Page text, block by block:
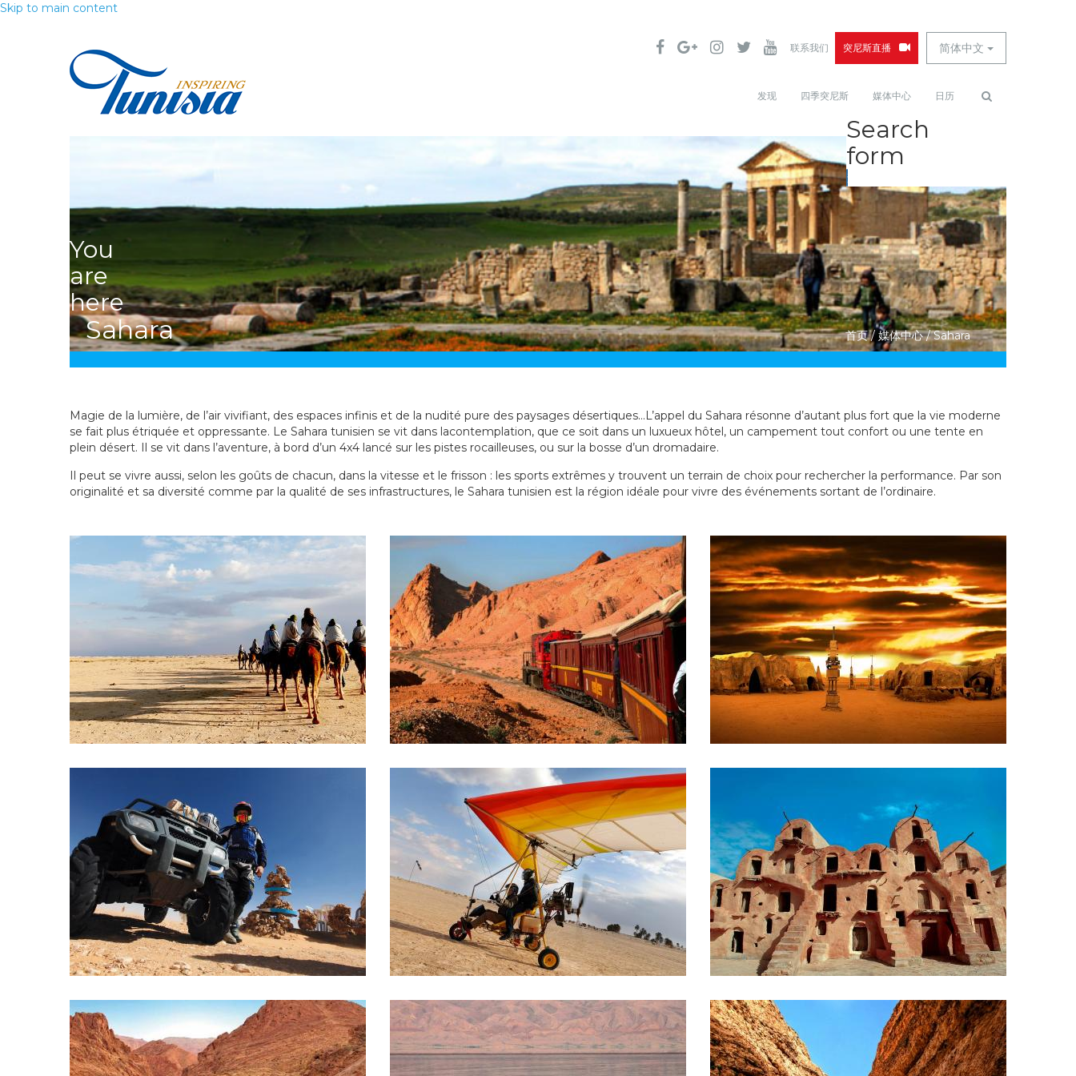
Skip to main content
简体中文
联系我们 突尼斯直播
发现 四季突尼斯 媒体中心 日历
Search
form
查找
You
are
here
首页 / 媒体中心 / Sahara
Sahara
Magie de la lumière, de l’air vivifiant, des espaces infinis et de la nudité pure des paysages désertiques…L’appel du Sahara résonne d’autant plus fort que la vie moderne
se fait plus étriquée et oppressante. Le Sahara tunisien se vit dans lacontemplation, que ce soit dans un luxueux hôtel, un campement tout confort ou une tente en
plein désert. Il se vit dans l’aventure, à bord d’un 4x4 lancé sur les pistes rocailleuses, ou sur la bosse d’un dromadaire.
Il peut se vivre aussi, selon les goûts de chacun, dans la vitesse et le frisson : les sports extrêmes y trouvent un terrain de choix pour rechercher la performance. Par son
originalité et sa diversité comme par la qualité de ses infrastructures, le Sahara tunisien est la région idéale pour vivre des événements sortant de l’ordinaire.